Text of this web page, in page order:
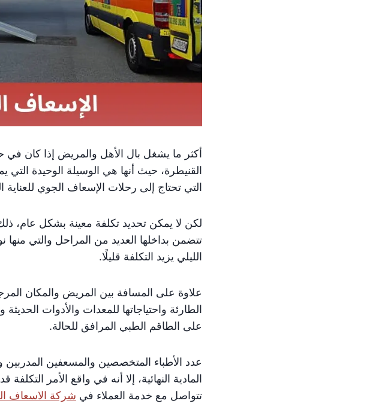
أكثر ما يشغل بال الأهل والمريض إذا كان
القنيطرة، حيث أنها هي الوسيلة الوحيدة التي
التي تحتاج إلى رحلات الإسعاف الجوي
لكن لا يمكن تحديد تكلفة معينة بشكل عام،
تتضمن بداخلها العديد من المراحل والتي
الليلي يزيد التكلفة قليلًا.
علاوة على المسافة بين المريض والمكان
الطارئة واحتياجاتها للمعدات والأدوات
على الطاقم الطبي المرافق للحالة.
عدد الأطباء المتخصصين والمسعفين المدربين
المادية النهائية، إلا أنه في واقع الأمر
تتواصل مع خدمة العملاء في شركة الاسعاف